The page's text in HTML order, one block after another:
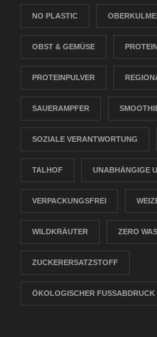
NO PLASTIC
OBST & GEMÜSE
PROTEINPULVER
SAUERAMPFER
SOZIALE VERANTWORTUNG
TALHOF UNABHÄNGIGE
VERPACKUNGSFREI
WILDKRÄUTER ZERO
ZUCKERERSATZSTOFF
ÖKOLOGISCHER FUSSABDRUCK